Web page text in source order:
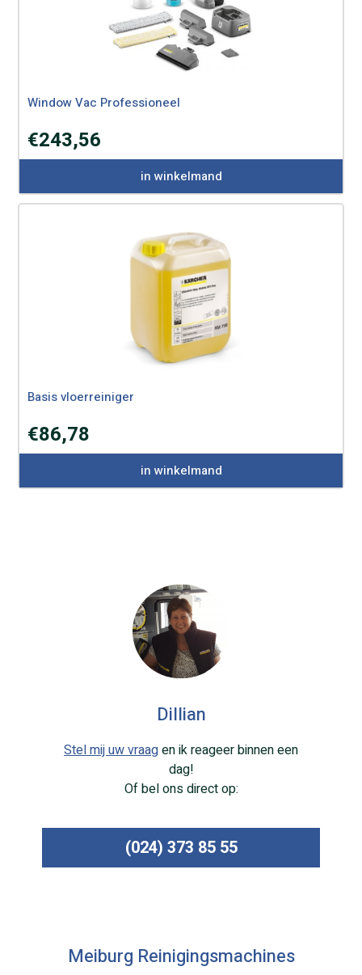
Window Vac Professioneel
€243,56
in winkelmand
Basis vloerreiniger
€86,78
in winkelmand
Dillian
Stel mij uw vraagen ik reageer binnen een
dag!
Of bel ons direct op:
(024) 373 85 55
Meiburg Reinigingsmachines